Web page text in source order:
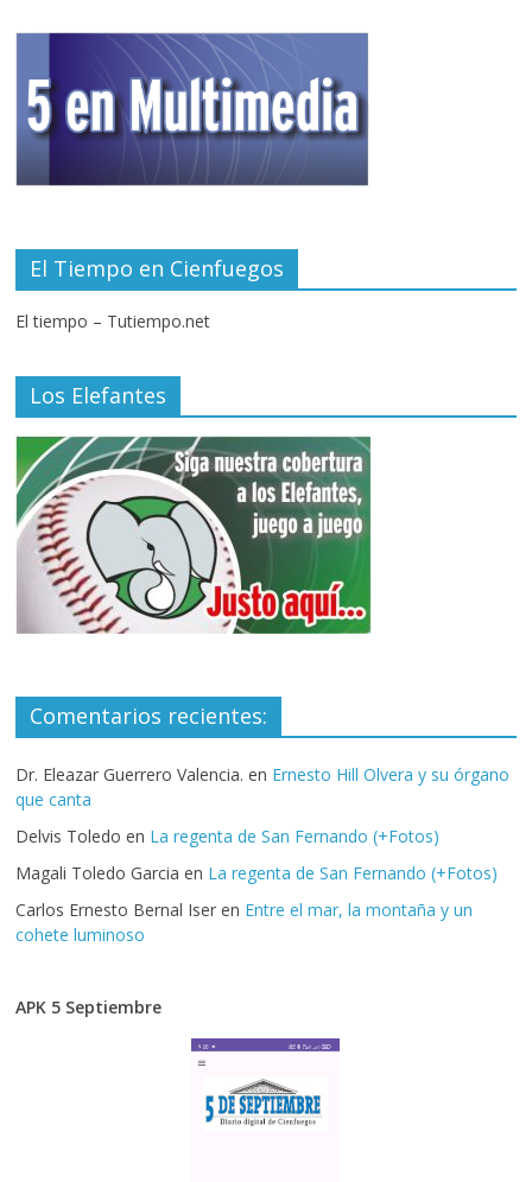
El Tiempo en Cienfuegos
El tiempo – Tutiempo.net
Los Elefantes
Comentarios recientes:
Dr. Eleazar Guerrero Valencia. en Ernesto Hill Olvera y su órgano
que canta
Delvis Toledo en La regenta de San Fernando (+Fotos)
Magali Toledo Garcia en La regenta de San Fernando (+Fotos)
Carlos Ernesto Bernal Iser en Entre el mar, la montaña y un
cohete luminoso
APK 5 Septiembre